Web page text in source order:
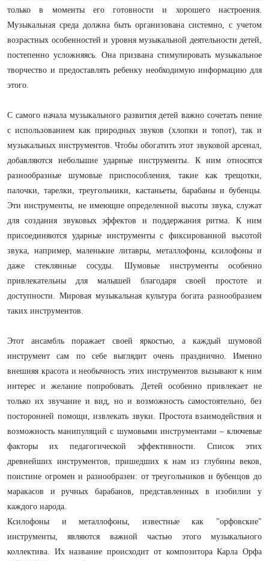
только в моменты его готовности и хорошего настроения.
Музыкальная среда должна быть организована системно, с учетом
возрастных особенностей и уровня музыкальной деятельности детей,
постепенно усложняясь. Она призвана стимулировать музыкальное
творчество и предоставлять ребенку необходимую информацию для
этого.
С самого начала музыкального развития детей важно сочетать пение
с использованием как природных звуков (хлопки и топот), так и
музыкальных инструментов. Чтобы обогатить этот звуковой арсенал,
добавляются небольшие ударные инструменты. К ним относятся
разнообразные шумовые приспособления, такие как трещотки,
палочки, тарелки, треугольники, кастаньеты, барабаны и бубенцы.
Эти инструменты, не имеющие определенной высоты звука, служат
для создания звуковых эффектов и поддержания ритма. К ним
присоединяются ударные инструменты с фиксированной высотой
звука, например, маленькие литавры, металлофоны, ксилофоны и
даже стеклянные сосуды. Шумовые инструменты особенно
привлекательны для малышей благодаря своей простоте и
доступности. Мировая музыкальная культура богата разнообразием
таких инструментов.
Этот ансамбль поражает своей яркостью, а каждый шумовой
инструмент сам по себе выглядит очень празднично. Именно
внешняя красота и необычность этих инструментов вызывают к ним
интерес и желание попробовать. Детей особенно привлекает не
только их звучание и вид, но и возможность самостоятельно, без
посторонней помощи, извлекать звуки. Простота взаимодействия и
возможность манипуляций с шумовыми инструментами – ключевые
факторы их педагогической эффективности. Список этих
древнейших инструментов, пришедших к нам из глубины веков,
поистине огромен и разнообразен: от треугольников и бубенцов до
маракасов и ручных барабанов, представленных в изобилии у
каждого народа.
Ксилофоны и металлофоны, известные как "орфовские"
инструменты, являются важной частью этого музыкального
коллектива. Их название происходит от композитора Карла Орфа